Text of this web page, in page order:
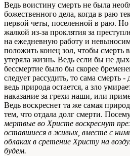
Ведь воистину смерть не была
божественного дела, когда в раю
первой четы, поселенной в раю. Но
жалкой из-за проклятия за
на ежедневную работу и
положить конец зол, чтобы смерть
утеряла жизнь. Ведь если бы не
бессмертие было бы скорее
следует рассудить, то сама смерть
ведь природа остается, а зло
наказание за грехи наши, или
Ведь воскреснет та же самая
тем, что отдала долг смерти.
мертвые во Христе воскреснут
оставшиеся в живых, вместе с
облаках в сретение Христу на
будем.